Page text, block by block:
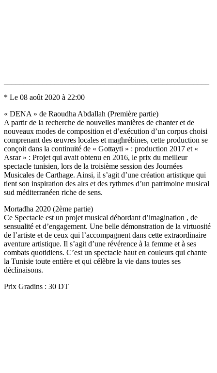
* Le 08 août 2020 à 22:00
« DENA » de Raoudha Abdallah (Première partie)
A partir de la recherche de nouvelles manières de chanter et de
nouveaux modes de composition et d’exécution d’un corpus choisi
comprenant des œuvres locales et maghrébines, cette production se
conçoit dans la continuité de « Gottayti » : production 2017 et «
Asrar » : Projet qui avait obtenu en 2016, le prix du meilleur
spectacle tunisien, lors de la troisième session des Journées
Musicales de Carthage. Ainsi, il s’agit d’une création artistique qui
tient son inspiration des airs et des rythmes d’un patrimoine musical
sud méditerranéen riche de sens.
Mortadha 2020 (2ème partie)
Ce Spectacle est un projet musical débordant d’imagination , de
sensualité et d’engagement. Une belle démonstration de la virtuosité
de l’artiste et de ceux qui l’accompagnent dans cette extraordinaire
aventure artistique. Il s’agit d’une révérence à la femme et à ses
combats quotidiens. C’est un spectacle haut en couleurs qui chante
la Tunisie toute entière et qui célèbre la vie dans toutes ses
déclinaisons.
Prix Gradins : 30 DT